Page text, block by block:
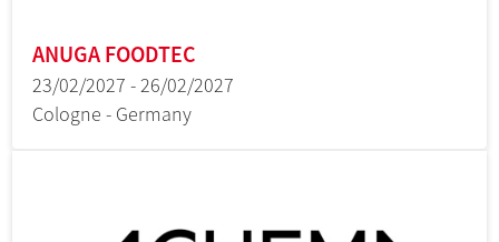
ANUGA FOODTEC
23/02/2027 - 26/02/2027
Cologne - Germany